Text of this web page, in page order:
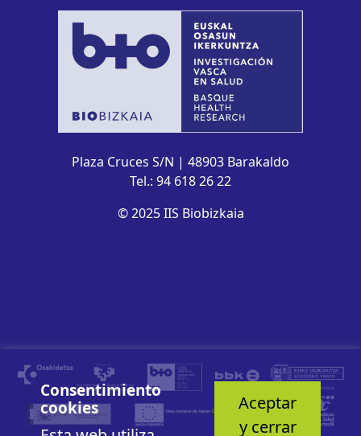
Plaza Cruces S/N | 48903 Barakaldo
Tel.: 94 618 26 22
© 2025 IIS Biobizkaia
Consentimiento
cookies
Aceptar
y cerrar